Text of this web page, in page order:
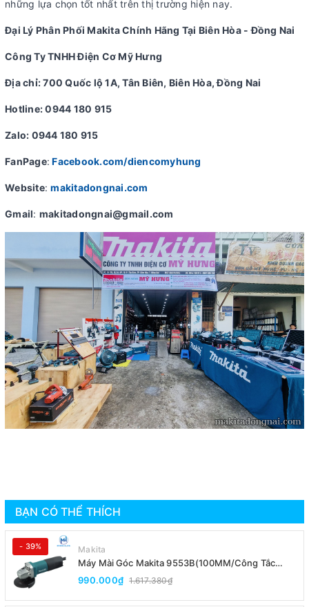
những lựa chọn tốt nhất trên thị trường hiện nay.
Đại Lý Phân Phối Makita Chính Hãng Tại Biên Hòa - Đồng Nai
Công Ty TNHH Điện Cơ Mỹ Hưng
Địa chỉ: 700 Quốc lộ 1A, Tân Biên, Biên Hòa, Đồng Nai
Hotline: 0944 180 915
Zalo: 0944 180 915
FanPage: Facebook.com/diencomyhung
Website:makitadongnai.com
Gmail: makitadongnai@gmail.com
BẠN CÓ THỂ THÍCH
- 39% Makita
Máy Mài Góc Makita 9553B(100MM/Công Tắc
Đuôi)
990.000₫ 1.617.380₫